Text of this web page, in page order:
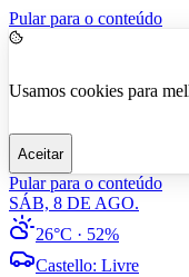
Pular para o conteúdo
Usamos cookies para
Aceitar
Pular para o conteúdo
SÁB, 8 DE AGO.
26°C · 52%
Castello: Livre